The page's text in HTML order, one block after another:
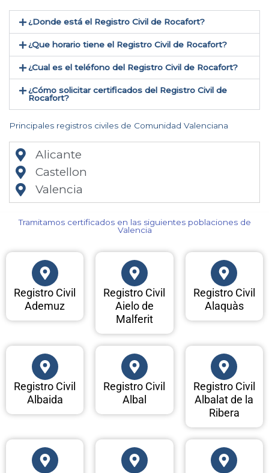
¿Donde está el Registro Civil de Rocafort​?
¿Que horario tiene el Registro Civil de Rocafort?
¿Cual es el teléfono del Registro Civil de Rocafort​?
¿Cómo solicitar certificados del Registro Civil de
Rocafort​?
Principales registros civiles de Comunidad Valenciana
Alicante
Castellon
Valencia
Tramitamos certificados en las siguientes poblaciones de
Valencia​
Registro Civil
Ademuz
Registro Civil
Aielo de
Malferit
Registro Civil
Alaquàs
Registro Civil
Albaida
Registro Civil
Albal
Registro Civil
Albalat de la
Ribera